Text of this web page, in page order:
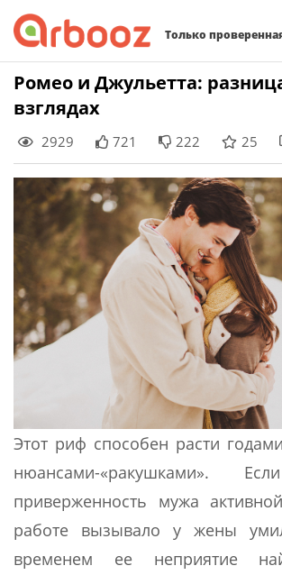
Только
Skip
Ромео и Джульетта:
взглядах
2929 721 222 25
Этот риф способен расти
нюансами-«ракушками».
приверженность мужа
работе вызывало у жены
временем ее неприятие
Найти: